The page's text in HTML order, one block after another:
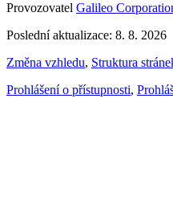
Provozovatel Galileo
Poslední aktualizace: 8. 8. 2026
Změna vzhledu, Struktura
Prohlášení o přístupnosti,